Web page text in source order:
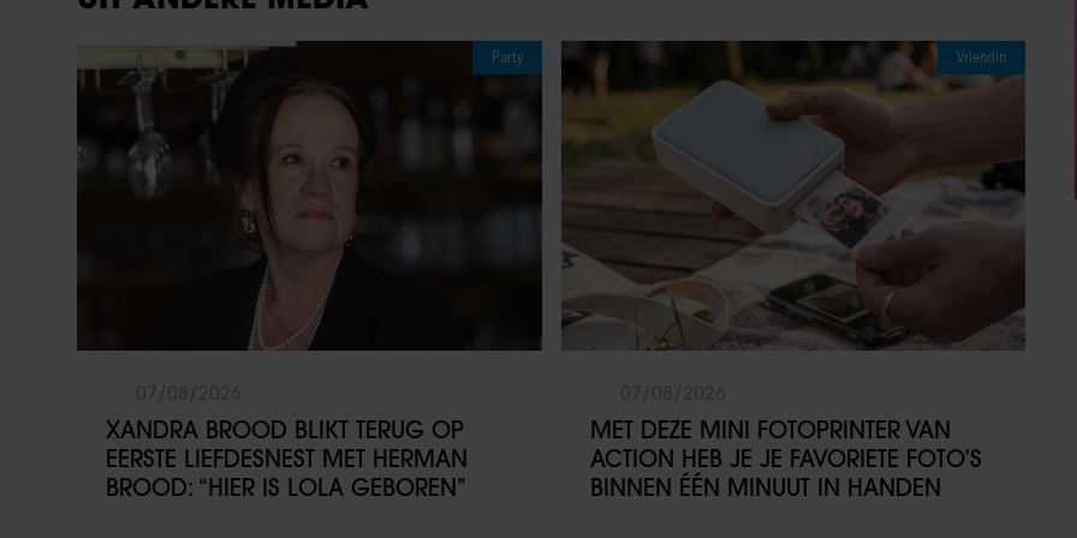
Party
XANDRA BROOD BLIKT TERUG OP
EERSTE LIEFDESNEST MET HERMAN
BROOD: “HIER IS LOLA GEBOREN”
Vriendin
MET DEZE MINI FOTOPRINTER VAN
ACTION HEB JE JE FAVORIETE FOTO’S
BINNEN ÉÉN MINUUT IN HANDEN